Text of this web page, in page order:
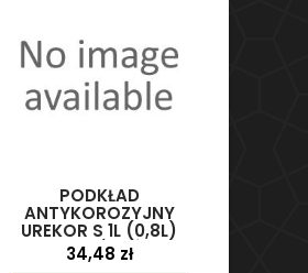
PODKŁAD
ANTYKOROZYJNY
UREKOR S 1L (0,8L)
BIAŁY – ŚNIEŻKA
Cena
34,48 zł